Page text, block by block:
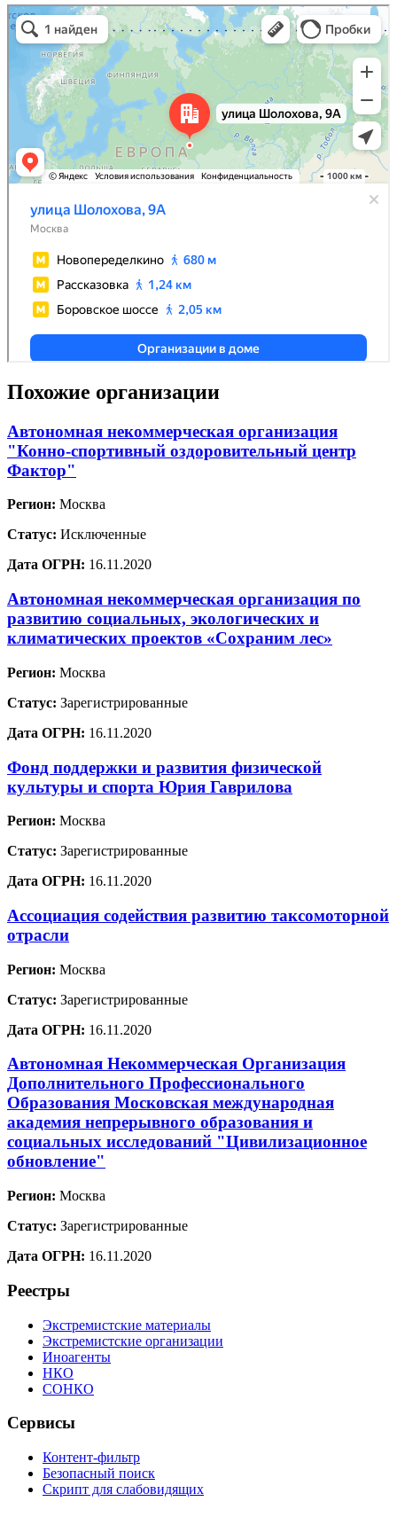
Похожие организации
Автономная некоммерческая организация
"Конно-спортивный оздоровительный центр
Фактор"
Регион: Москва
Статус: Исключенные
Дата ОГРН: 16.11.2020
Автономная некоммерческая организация по
развитию социальных, экологических и
климатических проектов «Сохраним лес»
Регион: Москва
Статус: Зарегистрированные
Дата ОГРН: 16.11.2020
Фонд поддержки и развития физической
культуры и спорта Юрия Гаврилова
Регион: Москва
Статус: Зарегистрированные
Дата ОГРН: 16.11.2020
Ассоциация содействия развитию таксомоторной
отрасли
Регион: Москва
Статус: Зарегистрированные
Дата ОГРН: 16.11.2020
Автономная Некоммерческая Организация
Дополнительного Профессионального
Образования Московская международная
академия непрерывного образования и
социальных исследований "Цивилизационное
обновление"
Регион: Москва
Статус: Зарегистрированные
Дата ОГРН: 16.11.2020
Реестры
Экстремистские материалы
Экстремистские организации
Иноагенты
НКО
СОНКО
Сервисы
Контент-фильтр
Безопасный поиск
Скрипт для слабовидящих